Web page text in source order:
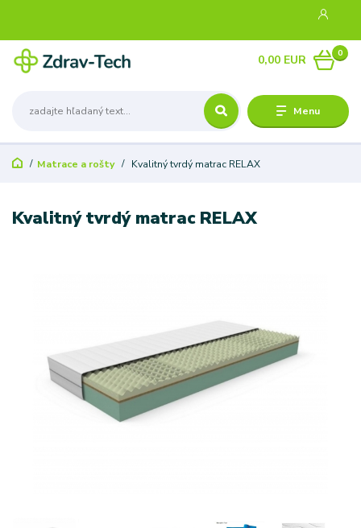
Menu
0
0,00 EUR
Matrace a rošty Kvalitný tvrdý matrac RELAX
Kvalitný tvrdý matrac RELAX